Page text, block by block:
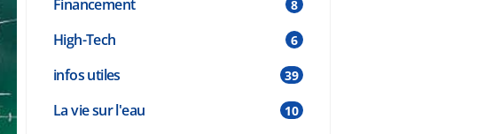
Financement 8
High-Tech 6
infos utiles 39
La vie sur l'eau 10